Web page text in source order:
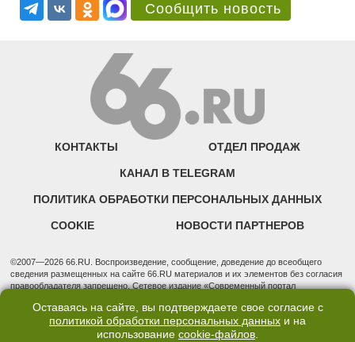
Сообщить новость
КОНТАКТЫ ОТДЕЛ ПРОДАЖ
КАНАЛ В TELEGRAM
ПОЛИТИКА ОБРАБОТКИ ПЕРСОНАЛЬНЫХ ДАННЫХ
COOKIE НОВОСТИ ПАРТНЕРОВ
©2007—2026 66.RU. Воспроизведение, сообщение, доведение до всеобщего
сведения размещенных на сайте 66.RU материалов и их элементов без согласия
правообладателя запрещено. Сетевое издание «Современный портал
надзору в сфере связи, информационных технологий и массовых коммуникаций
(Роскомнадзор). Регистрационный номер ЭЛ № ФС 77 - 76634 от 02.09.2019
Учредитель: Общество с ограниченной ответственностью "66.ру". Юридический
Оставаясь на сайте, вы подтверждаете свое согласие с
политикой обработки персональных данных и на
использование cookie-файлов.